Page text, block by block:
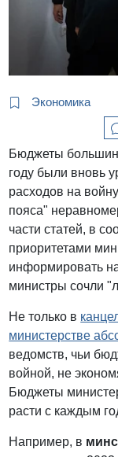
Экономика
Бюджеты
году были вновь
расходов на
пояса"
части статей, в
приоритетами
информировать
министры сочли
Не только в
министерстве
ведомств, чьи
войной, не
Бюджеты
расти с каждым
Например, в